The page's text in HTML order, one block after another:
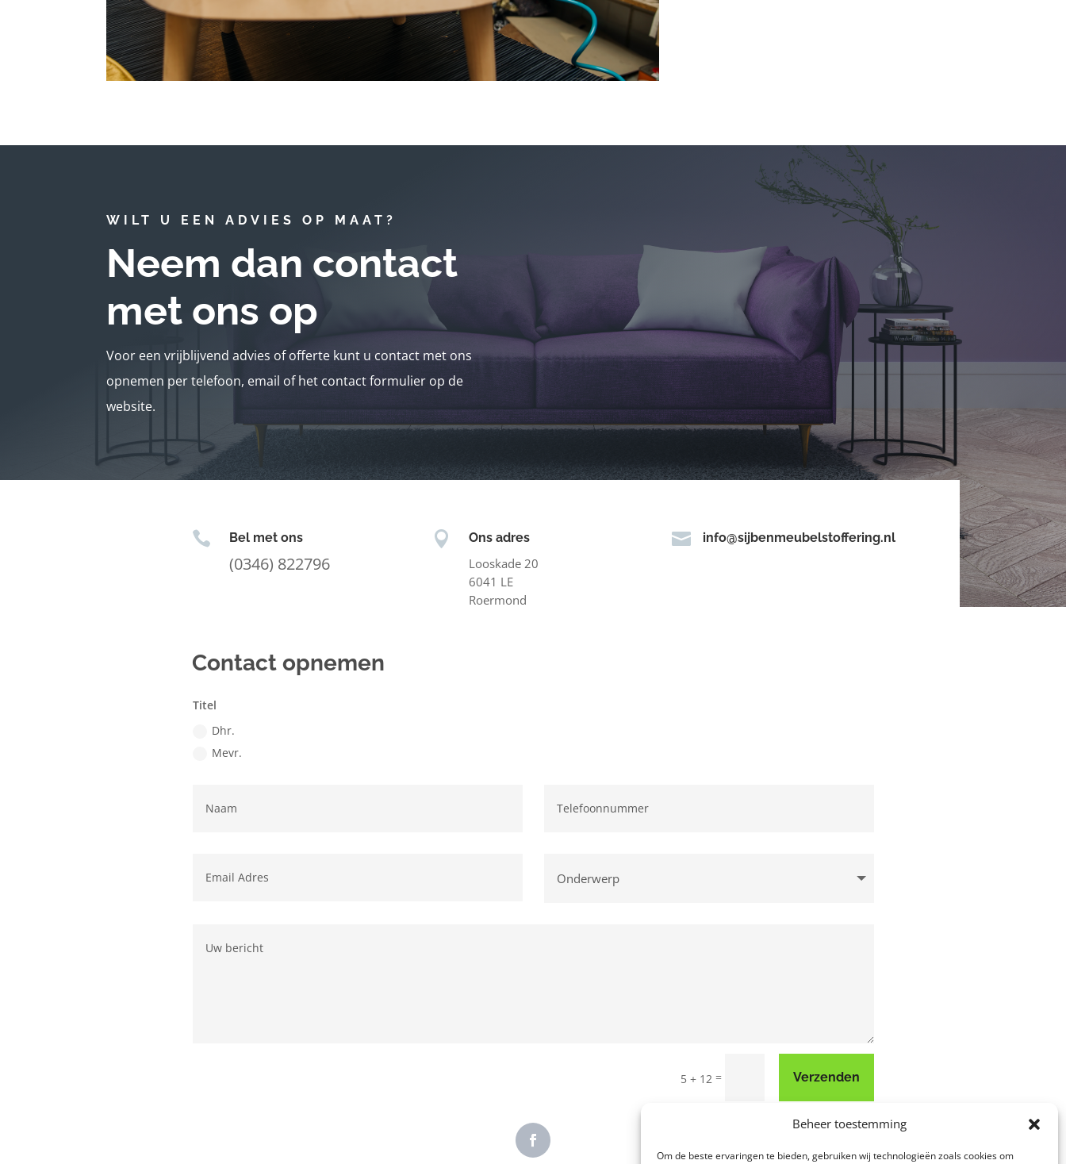
Beheer toestemming
Om de beste ervaringen te bieden, gebruiken wij technologieën zoals cookies om
WILT U EEN ADVIES OP MAAT?
Neem dan contact
met ons op
Voor een vrijblijvend advies of offerte kunt u contact met ons
opnemen per telefoon, email of het contact formulier op de
website.
 Bel met ons
(0346) 822796
 Ons adres
Looskade 20
6041 LE
Roermond
 info@sijbenmeubelstoffering.nl
Contact opnemen
Titel
Dhr.
Mevr.
5 + 12 = Verzenden